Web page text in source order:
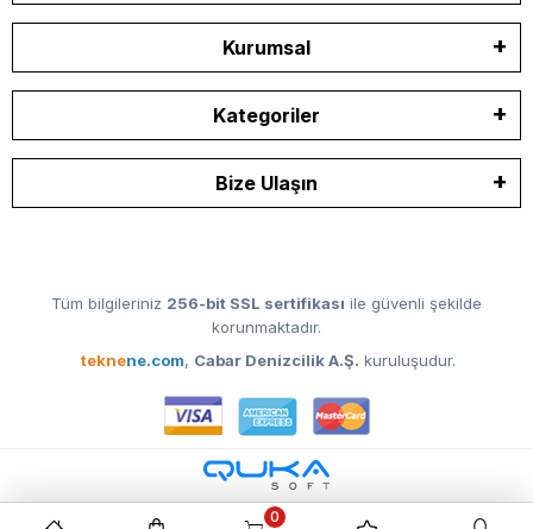
Kurumsal
Kategoriler
Bize Ulaşın
Tüm bilgileriniz 256-bit SSL sertifikası ile güvenli şekilde
korunmaktadır.
teknene.com, Cabar Denizcilik A.Ş. kuruluşudur.
0